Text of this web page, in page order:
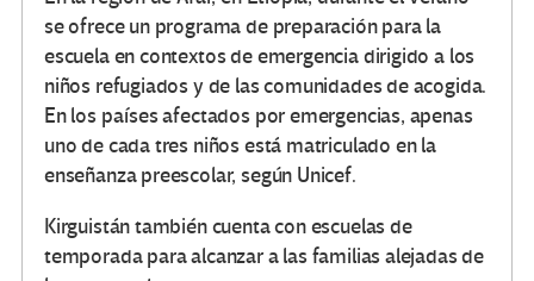
se ofrece un programa de preparación para la
escuela en contextos de emergencia dirigido a los
niños refugiados y de las comunidades de acogida.
En los países afectados por emergencias, apenas
uno de cada tres niños está matriculado en la
enseñanza preescolar, según Unicef.
Kirguistán también cuenta con escuelas de
temporada para alcanzar a las familias alejadas de